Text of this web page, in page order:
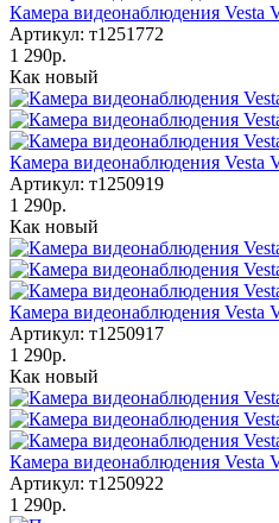
Камера видеонаблюдения Vesta
Артикул: т1251772
1 290р.
Как новый
Камера видеонаблюдения Vesta
Артикул: т1250919
1 290р.
Как новый
Камера видеонаблюдения Vesta
Артикул: т1250917
1 290р.
Как новый
Камера видеонаблюдения Vesta
Артикул: т1250922
1 290р.